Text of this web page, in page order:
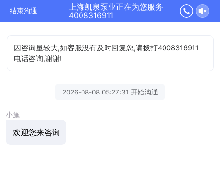
结束沟通
上海凯泉泵业正在为您服务
4008316911
因咨询量较大,如客服没有及时回复您,请拨打4008316911
电话咨询,谢谢!
2026-08-08 05:27:31 开始沟通
小施
欢迎您来咨询